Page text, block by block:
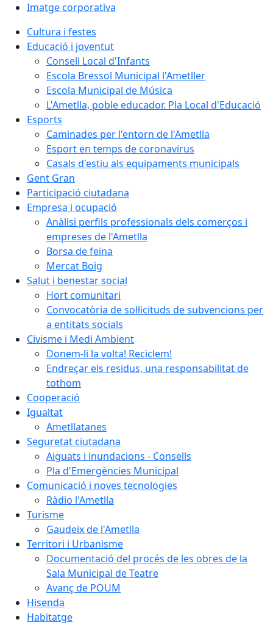
Imatge corporativa
Cultura i festes
Educació i joventut
Consell Local d'Infants
Escola Bressol Municipal l'Ametller
Escola Municipal de Música
L'Ametlla, poble educador. Pla Local d'Educació
Esports
Caminades per l'entorn de l'Ametlla
Esport en temps de coronavirus
Casals d'estiu als equipaments municipals
Gent Gran
Participació ciutadana
Empresa i ocupació
Anàlisi perfils professionals dels comerços i
empreses de l'Ametlla
Borsa de feina
Mercat Boig
Salut i benestar social
Hort comunitari
Convocatòria de sol·licituds de subvencions per
a entitats socials
Civisme i Medi Ambient
Donem-li la volta! Reciclem!
Endreçar els residus, una responsabilitat de
tothom
Cooperació
Igualtat
Ametllatanes
Seguretat ciutadana
Aiguats i inundacions - Consells
Pla d'Emergències Municipal
Comunicació i noves tecnologies
Ràdio l'Ametlla
Turisme
Gaudeix de l'Ametlla
Territori i Urbanisme
Documentació del procés de les obres de la
Sala Municipal de Teatre
Avanç de POUM
Hisenda
Habitatge